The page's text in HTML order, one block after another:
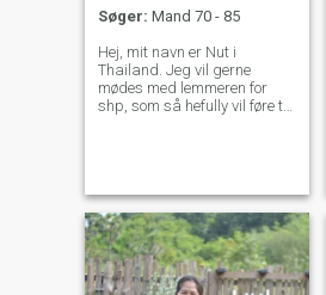
Søger: Mand 70 - 85
Hej, mit navn er Nut i
Thailand. Jeg vil gerne
mødes med lemmeren for
shp, som så hefully vil føre til
forhold thailandske venner
med venner. Du er
velkommen til at kontakte os